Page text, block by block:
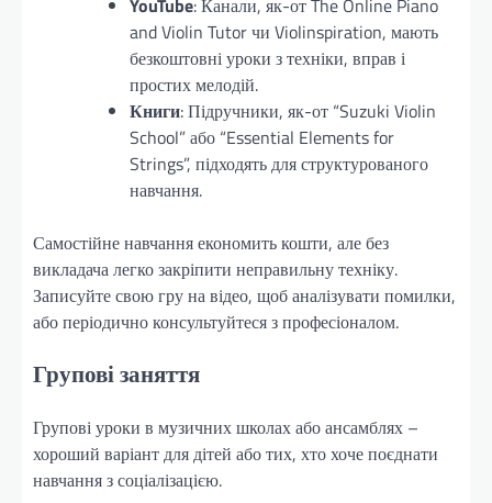
and Violin Tutor чи Violinspiration, мають
безкоштовні уроки з техніки, вправ і
простих мелодій.
Книги: Підручники, як-от “Suzuki Violin
School” або “Essential Elements for
Strings”, підходять для структурованого
навчання.
Самостійне навчання економить кошти, але без
викладача легко закріпити неправильну техніку.
Записуйте свою гру на відео, щоб аналізувати помилки,
або періодично консультуйтеся з професіоналом.
Групові заняття
Групові уроки в музичних школах або ансамблях –
хороший варіант для дітей або тих, хто хоче поєднати
навчання з соціалізацією.